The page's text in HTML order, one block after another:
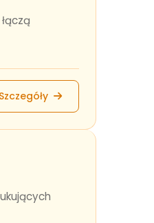
Szczegóły